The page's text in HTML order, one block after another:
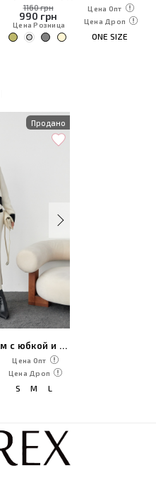
1160 грн
990 грн
Цена Розница
Цена Опт
Цена Дроп
ONE SIZE
Продано
Женский костюм с юбкой и кардиганом
Цена Опт
Цена Дроп
S M L